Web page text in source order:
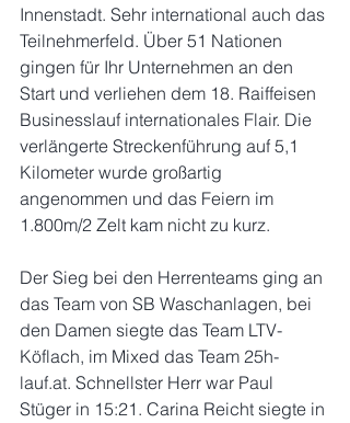
Innenstadt. Sehr international auch das
Teilnehmerfeld. Über 51 Nationen
gingen für Ihr Unternehmen an den
Start und verliehen dem 18. Raiffeisen
Businesslauf internationales Flair. Die
verlängerte Streckenführung auf 5,1
Kilometer wurde großartig
angenommen und das Feiern im
1.800m/2 Zelt kam nicht zu kurz.
Der Sieg bei den Herrenteams ging an
das Team von SB Waschanlagen, bei
den Damen siegte das Team LTV-
Köflach, im Mixed das Team 25h-
lauf.at. Schnellster Herr war Paul
Stüger in 15:21. Carina Reicht siegte in